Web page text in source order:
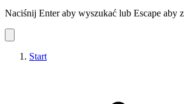
Naciśnij Enter aby wyszukać lub Escape aby
Start